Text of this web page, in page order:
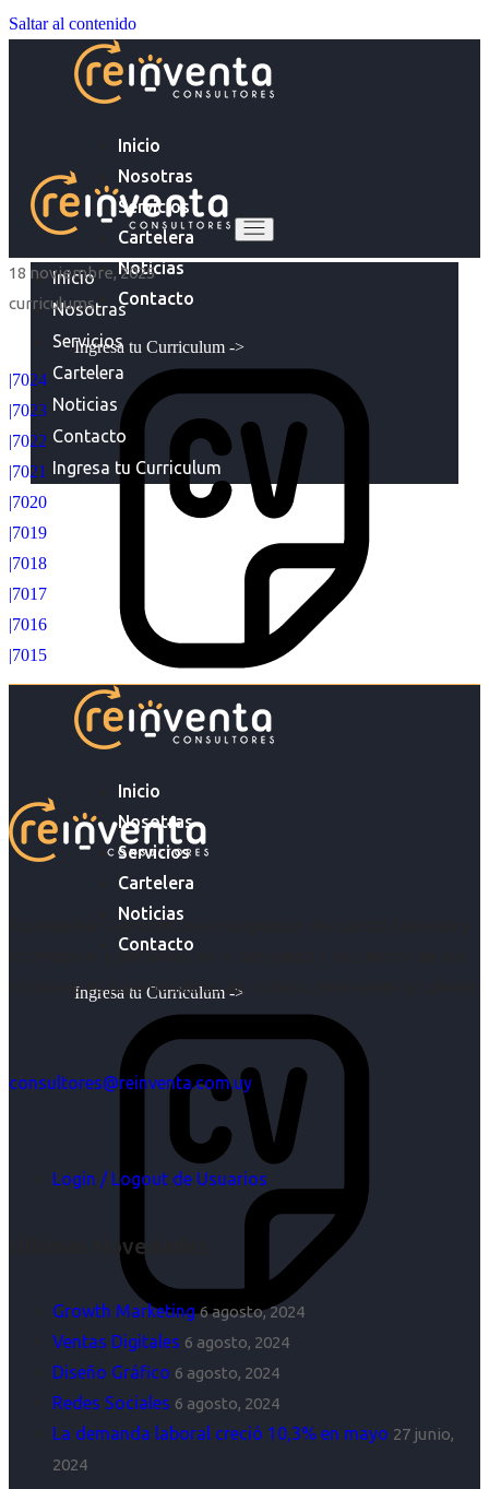
Saltar al contenido
Inicio
Nosotras
Servicios
Cartelera
Noticias
Contacto
Ingresa tu Curriculum ->
Inicio
Nosotras
Servicios
Cartelera
Noticias
Contacto
Ingresa tu Curriculum ->
Inicio
Nosotras
Servicios
Cartelera
Noticias
Contacto
Ingresa tu Curriculum
18 noviembre, 2025
curriculums
|7024
|7023
|7022
|7021
|7020
|7019
|7018
|7017
|7016
|7015
Acompañar a empresas en su gestión de capital humano y
acompañar a personas en la búsqueda y encuentro de sus
objetivos es para nosotros un trabajo, pero antes un placer.
consultores@reinventa.com.uy
Login / Logout de Usuarios
Últimas Novedades
Growth Marketing 6 agosto, 2024
Ventas Digitales 6 agosto, 2024
Diseño Gráfico 6 agosto, 2024
Redes Sociales 6 agosto, 2024
La demanda laboral creció 10,3% en mayo 27 junio,
2024